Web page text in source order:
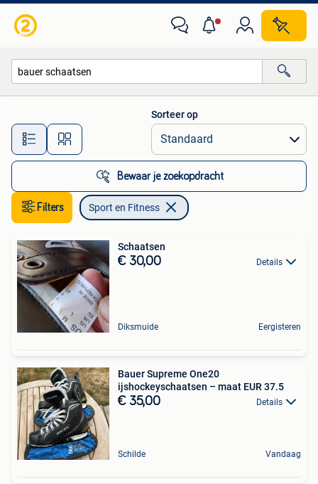
Alle afstanden…
Sorteer op
Bewaar je zoekopdracht
Filters Sport en Fitness
Schaatsen
€ 30,00 Details
Diksmuide Eergisteren
Bauer Supreme One20
ijshockeyschaatsen – maat EUR 37.5
€ 35,00 Details
Schilde Vandaag